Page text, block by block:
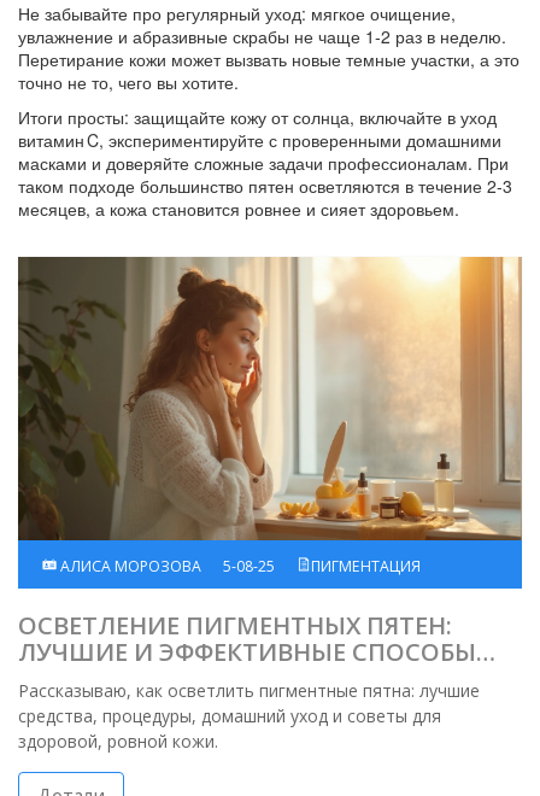
Не забывайте про регулярный уход: мягкое очищение,
увлажнение и абразивные скрабы не чаще 1‑2 раз в неделю.
Перетирание кожи может вызвать новые темные участки, а это
точно не то, чего вы хотите.
Итоги просты: защищайте кожу от солнца, включайте в уход
витамин C, экспериментируйте с проверенными домашними
масками и доверяйте сложные задачи профессионалам. При
таком подходе большинство пятен осветляются в течение 2‑3
месяцев, а кожа становится ровнее и сияет здоровьем.
АЛИСА МОРОЗОВА 5-08-25 ПИГМЕНТАЦИЯ
ОСВЕТЛЕНИЕ ПИГМЕНТНЫХ ПЯТЕН:
ЛУЧШИЕ И ЭФФЕКТИВНЫЕ СПОСОБЫ
2025 ГОДА
Рассказываю, как осветлить пигментные пятна: лучшие
средства, процедуры, домашний уход и советы для
здоровой, ровной кожи.